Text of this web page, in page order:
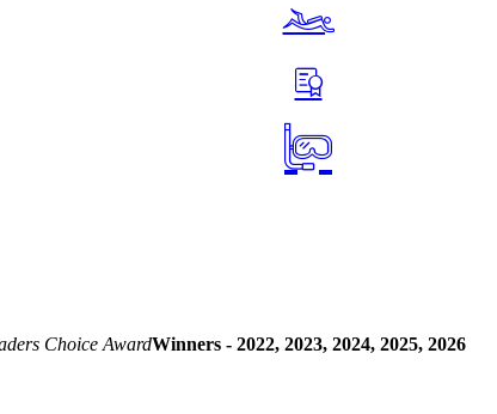
Choice AwardWinners - 2022, 2023, 2024, 2025, 2026